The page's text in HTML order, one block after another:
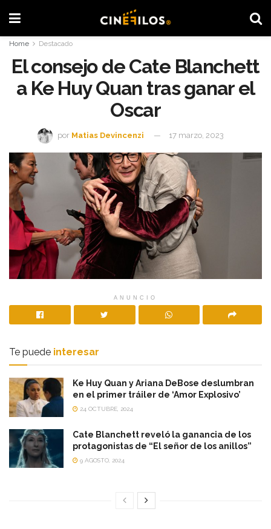
Home Destacado
El consejo de Cate Blanchett
a Ke Huy Quan tras ganar el
Oscar
por Matias Devincenzi 17 marzo, 2023
ANUNCIO
Te puede interesar
Ke Huy Quan y Ariana DeBose deslumbran
en el primer tráiler de ‘Amor Explosivo’
24 OCTUBRE, 2024
Cate Blanchett reveló la ganancia de los
protagonistas de “El señor de los anillos”
9 AGOSTO, 2024